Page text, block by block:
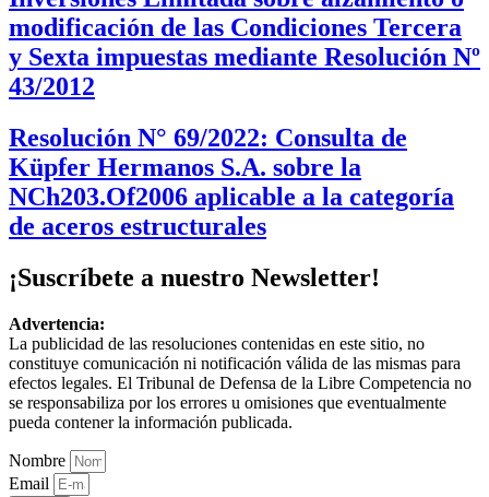
modificación de las Condiciones Tercera
y Sexta impuestas mediante Resolución Nº
43/2012
Resolución N° 69/2022: Consulta de
Küpfer Hermanos S.A. sobre la
NCh203.Of2006 aplicable a la categoría
de aceros estructurales
¡Suscríbete a nuestro Newsletter!
Advertencia:
La publicidad de las resoluciones contenidas en este sitio, no
constituye comunicación ni notificación válida de las mismas para
efectos legales. El Tribunal de Defensa de la Libre Competencia no
se responsabiliza por los errores u omisiones que eventualmente
pueda contener la información publicada.
Nombre
Email